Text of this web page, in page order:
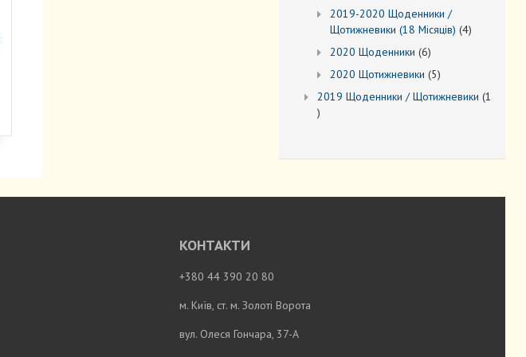
товарів
2019-2020 Щоденники /
Щотижневики (18 Місяців) 44
2020 Щоденники 66
товарів
2020 Щотижневики 55
2019 Щоденники / Щотижневики 1
1
КОНТАКТИ
+380 44 390 20 80
м. Київ, ст. м. Золоті Ворота
вул. Олеся Гончара, 37-А